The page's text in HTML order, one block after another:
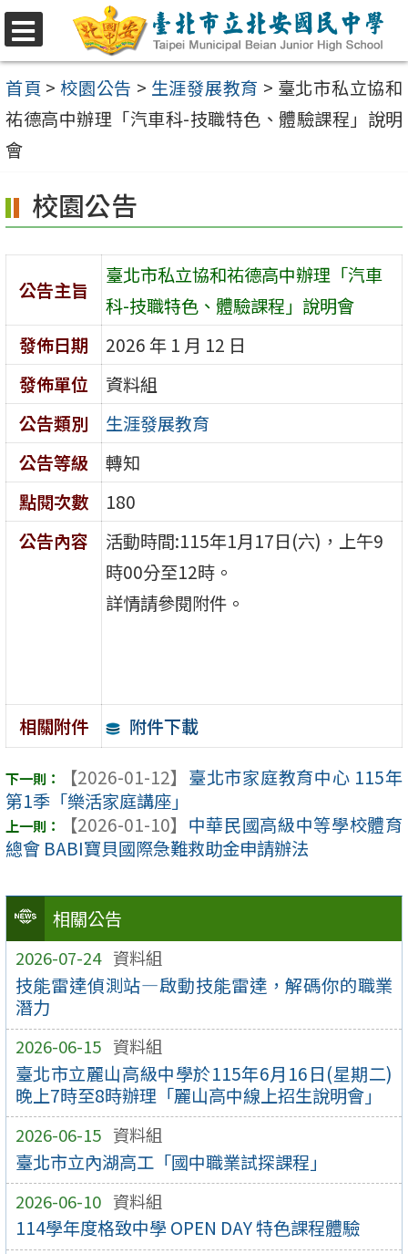
選
單
跳
至
主
要
內
區
首頁 > 校園公告 > 生涯發展教育 > 臺北市私立協和
祐德高中辦理「汽車科-技職特色、體驗課程」說明
會
相關公告
2026-07-24 資料組
技能雷達偵測站—啟動技能雷達，解碼你的職業
潛力
2026-06-15 資料組
臺北市立麗山高級中學於115年6月16日(星期二)
晚上7時至8時辦理「麗山高中線上招生說明會」
2026-06-15 資料組
臺北市立內湖高工「國中職業試探課程」
2026-06-10 資料組
114學年度格致中學 OPEN DAY 特色課程體驗
校園公告
公告主旨
臺北市私立協和祐德高中辦理「汽車
科-技職特色、體驗課程」說明會
發佈日期
2026 年 1 月 12 日
發佈單位
資料組
公告類別
生涯發展教育
公告等級
轉知
點閱次數
180
公告內容
活動時間:115年1月17日(六)，上午9
時00分至12時。
詳情請參閱附件。
相關附件 附件下載
【2026-01-12】 臺北市家庭教育中心 115年
第1季「樂活家庭講座」
【2026-01-10】 中華民國高級中等學校體育
總會 BABI寶貝國際急難救助金申請辦法